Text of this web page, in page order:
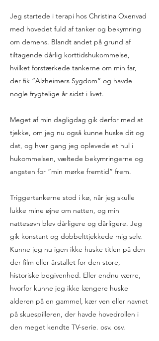
Jeg startede i terapi hos Christina Oxenvad
med hovedet fuld af tanker og bekymring
om demens. Blandt andet på grund af
tiltagende dårlig korttidshukommelse,
hvilket forstærkede tankerne om min far,
der fik ”Alzheimers Sygdom” og havde
nogle frygtelige år sidst i livet.
Meget af min dagligdag gik derfor med at
tjekke, om jeg nu også kunne huske dit og
dat, og hver gang jeg oplevede et hul i
hukommelsen, væltede bekymringerne og
angsten for ”min mørke fremtid” frem.
Triggertankerne stod i kø, når jeg skulle
lukke mine øjne om natten, og min
nattesøvn blev dårligere og dårligere. Jeg
gik konstant og dobbelttjekkede mig selv.
Kunne jeg nu igen ikke huske titlen på den
der film eller årstallet for den store,
historiske begivenhed. Eller endnu værre,
hvorfor kunne jeg ikke længere huske
alderen på en gammel, kær ven eller navnet
på skuespilleren, der havde hovedrollen i
den meget kendte TV-serie. osv. osv.